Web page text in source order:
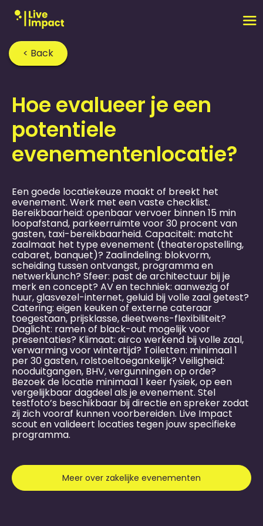
< Back
Home›FAQ›
Hoe evalueer je een
potentiele
evenementen­locatie?
Een goede locatiekeuze maakt of breekt het
evenement. Werk met een vaste checklist.
Bereikbaarheid: openbaar vervoer binnen 15 min
loopafstand, parkeerruimte voor 30 procent van
gasten, taxi-bereikbaarheid. Capaciteit: matcht
zaalmaat het type evenement (theateropstelling,
cabaret, banquet)? Zaalindeling: blokvorm,
scheiding tussen ontvangst, programma en
netwerklunch? Sfeer: past de architectuur bij je
merk en concept? AV en techniek: aanwezig of
huur, glasvezel-internet, geluid bij volle zaal getest?
Catering: eigen keuken of externe cateraar
toegestaan, prijsklasse, dieetwens-flexibiliteit?
Daglicht: ramen of black-out mogelijk voor
presentaties? Klimaat: airco werkend bij volle zaal,
verwarming voor wintertijd? Toiletten: minimaal 1
per 30 gasten, rolstoeltoegankelijk? Veiligheid:
nooduitgangen, BHV, vergunningen op orde?
Bezoek de locatie minimaal 1 keer fysiek, op een
vergelijkbaar dagdeel als je evenement. Stel
testfoto’s beschikbaar bij directie en spreker zodat
zij zich vooraf kunnen voorbereiden. Live Impact
scout en valideert locaties tegen jouw specifieke
programma.
Meer over zakelijke evenementen